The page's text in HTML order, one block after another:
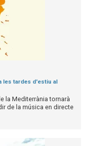
les tardes d'estiu al
la Mediterrània tornarà
de la música en directe